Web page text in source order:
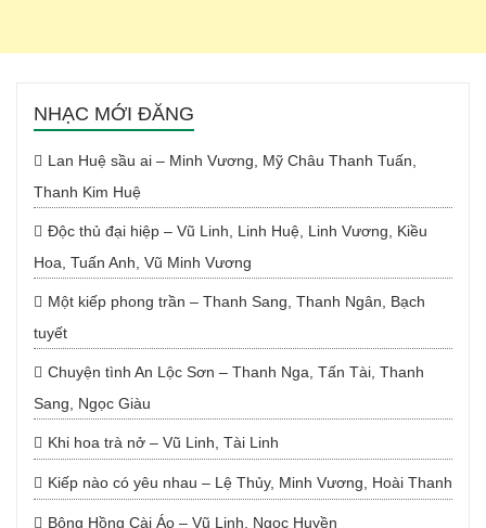
NHẠC MỚI ĐĂNG
Lan Huệ sầu ai – Minh Vương, Mỹ Châu Thanh Tuấn,
Thanh Kim Huệ
Độc thủ đại hiệp – Vũ Linh, Linh Huệ, Linh Vương, Kiều
Hoa, Tuấn Anh, Vũ Minh Vương
Một kiếp phong trần – Thanh Sang, Thanh Ngân, Bạch
tuyết
Chuyện tình An Lộc Sơn – Thanh Nga, Tấn Tài, Thanh
Sang, Ngọc Giàu
Khi hoa trà nở – Vũ Linh, Tài Linh
Kiếp nào có yêu nhau – Lệ Thủy, Minh Vương, Hoài Thanh
Bông Hồng Cài Áo – Vũ Linh, Ngọc Huyền